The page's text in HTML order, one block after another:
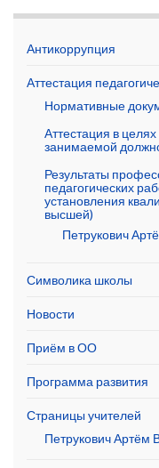
Антикоррупция
Аттестация
Нормативные
Аттестация в
занимаемой
Результаты
педагогических
установления
высшей)
Петрукович
Символика школы
Новости
Приём в ОО
Программа развития
Страницы учителей
Петрукович Артём